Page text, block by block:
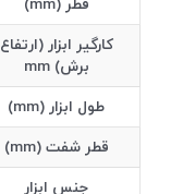
کارگیر ابزار (ارتفاع
برش) mm
طول ابزار (mm)
قطر شفت (mm)
جنس ابزار